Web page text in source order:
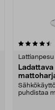
Lattianpesu
puhdistaa